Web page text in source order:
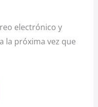
electrónico y
la próxima vez que